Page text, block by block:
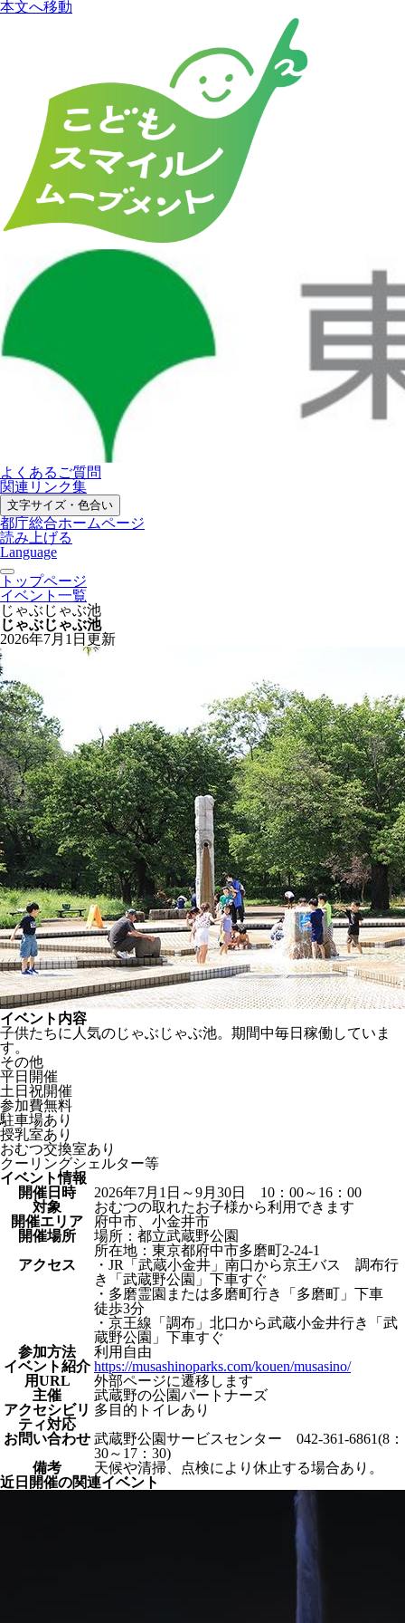
本文へ移動
よくあるご質問
関連リンク集
文字サイズ・色合い
都庁総合ホームページ
読み上げる
Language
トップページ
イベント一覧
じゃぶじゃぶ池
じゃぶじゃぶ池
2026年7月1日更新
イベント内容
子供たちに人気のじゃぶじゃぶ池。期間中毎日稼働していま
す。
その他
平日開催
土日祝開催
参加費無料
駐車場あり
授乳室あり
おむつ交換室あり
クーリングシェルター等
イベント情報
開催日時
2026年7月1日～9月30日 10：00～16：00
対象
おむつの取れたお子様から利用できます
開催エリア
府中市、小金井市
開催場所
場所：都立武蔵野公園
所在地：東京都府中市多磨町2-24-1
アクセス
・JR「武蔵小金井」南口から京王バス 調布行
き「武蔵野公園」下車すぐ
・多磨霊園または多磨町行き「多磨町」下車
徒歩3分
・京王線「調布」北口から武蔵小金井行き「武
蔵野公園」下車すぐ
参加方法
利用自由
イベント紹介
⽤URL
https://musashinoparks.com/kouen/musasino/
外部ページに遷移します
主催
武蔵野の公園パートナーズ
アクセシビリ
ティ対応
多目的トイレあり
お問い合わせ 武蔵野公園サービスセンター 042-361-6861(8：
30～17：30)
備考
天候や清掃、点検により休止する場合あり。
近日開催の関連イベント